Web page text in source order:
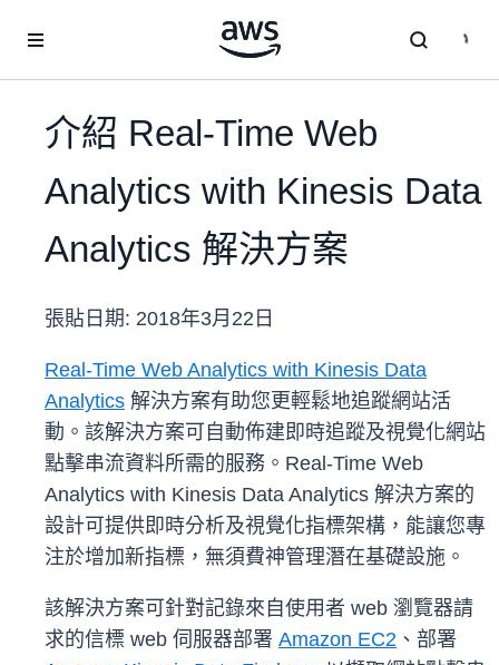
介紹 Real-Time Web
Analytics with Kinesis Data
Analytics 解決方案
張貼日期: 2018年3月22日
Real-Time Web Analytics with Kinesis Data
Analytics 解決方案有助您更輕鬆地追蹤網站活
動。該解決方案可自動佈建即時追蹤及視覺化網站
點擊串流資料所需的服務。Real-Time Web
Analytics with Kinesis Data Analytics 解決方案的
設計可提供即時分析及視覺化指標架構，能讓您專
注於增加新指標，無須費神管理潛在基礎設施。
該解決方案可針對記錄來自使用者 web 瀏覽器請
求的信標 web 伺服器部署 Amazon EC2 、部署